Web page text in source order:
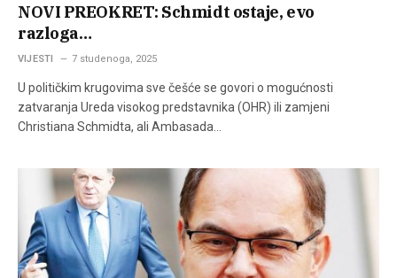
NOVI PREOKRET: Schmidt ostaje, evo
razloga…
VIJESTI 7 studenoga, 2025
U političkim krugovima sve češće se govori o mogućnosti
zatvaranja Ureda visokog predstavnika (OHR) ili zamjeni
Christiana Schmidta, ali Ambasada…